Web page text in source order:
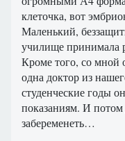
клеточка, вот
Маленький,
училище принимала
Кроме того, со мной
одна доктор из
студенческие годы
показаниям. И
забеременеть…